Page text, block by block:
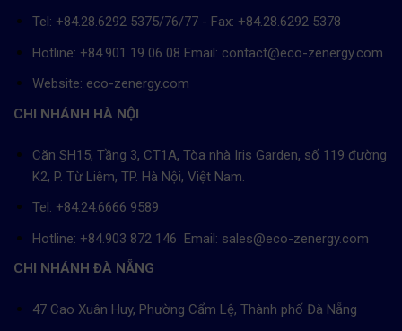
Tel: +84.28.6292 5375/76/77 - Fax: +84.28.6292 5378
Hotline: +84.901 19 06 08 Email: contact@eco-zenergy.com
Website: eco-zenergy.com
CHI NHÁNH HÀ NỘI
Căn SH15, Tầng 3, CT1A, Tòa nhà Iris Garden, số 119 đường
K2, P. Từ Liêm, TP. Hà Nội, Việt Nam.
Tel: +84.24.6666 9589
Hotline: +84.903 872 146 Email: sales@eco-zenergy.com
CHI NHÁNH ĐÀ NẴNG
47 Cao Xuân Huy, Phường Cẩm Lệ, Thành phố Đà Nẵng